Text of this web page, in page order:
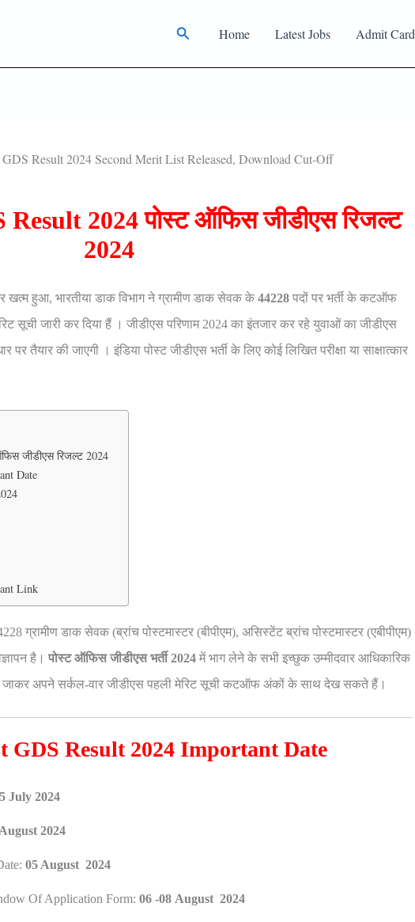
Search Home Latest Jobs Admit Card
Result 2024 Second Merit List Released, Download Cut-Off
2024 पोस्ट ऑफिस जीडीएस रिजल्ट
2024
खत्म हुआ, भारतीया डाक विभाग ने ग्रामीण डाक सेवक के 44228 पदों पर भर्ती के कटऑफ
सूची जारी कर दिया हैं । जीडीएस परिणाम 2024 का इंतजार कर रहे युवाओं का जीडीएस
तैयार की जाएगी । इंडिया पोस्ट जीडीएस भर्ती के लिए कोई लिखित परीक्षा या साक्षात्कार
जीडीएस रिजल्ट 2024
Date
Link
ग्रामीण डाक सेवक (ब्रांच पोस्टमास्टर (बीपीएम), असिस्टेंट ब्रांच पोस्टमास्टर (एबीपीएम)
है। पोस्ट ऑफिस जीडीएस भर्ती 2024 में भाग लेने के सभी इच्छुक उम्मीदवार आधिकारिक
जाकर अपने सर्कल-वार जीडीएस पहली मेरिट सूची कटऑफ अंकों के साथ देख सकते हैं।
GDS Result 2024 Important Date
July 2024
2024
05 August 2024
Of Application Form: 06 -08 August 2024